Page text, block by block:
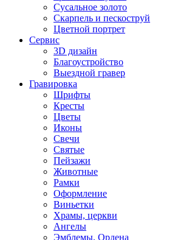
Сусальное золото
Скарпель и пескоструй
Цветной портрет
Сервис
3D дизайн
Благоустройство
Выездной гравер
Гравировка
Шрифты
Кресты
Цветы
Иконы
Свечи
Святые
Пейзажи
Животные
Рамки
Оформление
Виньетки
Храмы, церкви
Ангелы
Эмблемы, Ордена